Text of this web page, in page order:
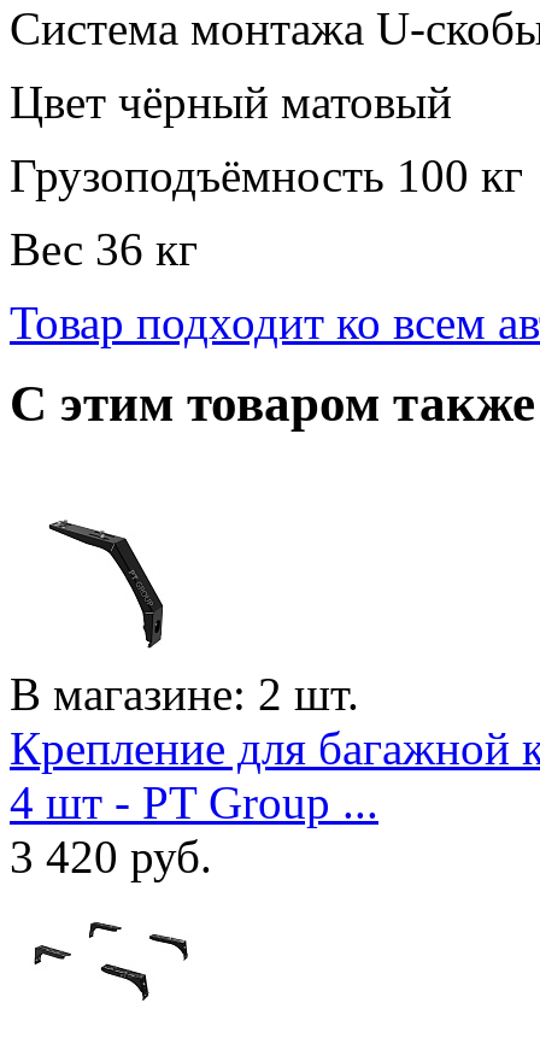
Система монтажа U-
Цвет чёрный матовый
Грузоподъёмность 100 кг
Вес 36 кг
Товар подходит ко всем
C этим товаром
В магазине: 2 шт.
Крепление для багажной
4 шт - PT Group ...
3 420 руб.